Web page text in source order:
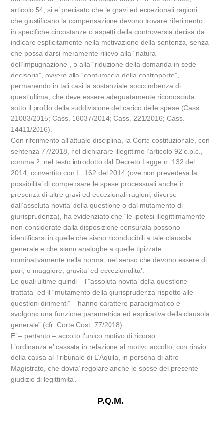
articolo 54, si e’ precisato che le gravi ed eccezionali ragioni
che giustificano la compensazione devono trovare riferimento
in specifiche circostanze o aspetti della controversia decisa da
indicare esplicitamente nella motivazione della sentenza, senza
che possa darsi meramente rilievo alla “natura
dell’impugnazione”, o alla “riduzione della domanda in sede
decisoria”, ovvero alla “contumacia della controparte”,
permanendo in tali casi la sostanziale soccombenza di
quest’ultima, che deve essere adeguatamente riconosciuta
sotto il profilo della suddivisione del carico delle spese (Cass.
21083/2015; Cass. 16037/2014; Cass. 221/2016; Cass.
14411/2016).
Con riferimento all’attuale disciplina, la Corte costituzionale, con
sentenza 77/2018, nel dichiarare illegittimo l’articolo 92 c.p.c.,
comma 2, nel testo introdotto dal Decreto Legge n. 132 del
2014, convertito con L. 162 del 2014 (ove non prevedeva la
possibilita’ di compensare le spese processuali anche in
presenza di altre gravi ed eccezionali ragioni, diverse
dall’assoluta novita’ della questione o dal mutamento di
giurisprudenza), ha evidenziato che “le ipotesi illegittimamente
non considerate dalla disposizione censurata possono
identificarsi in quelle che siano riconducibili a tale clausola
generale e che siano analoghe a quelle tipizzate
nominativamente nella norma, nel senso che devono essere di
pari, o maggiore, gravita’ ed eccezionalita’.
Le quali ultime quindi – l'”assoluta novita’ della questione
trattata” ed il “mutamento della giurisprudenza rispetto alle
questioni dirimenti” – hanno carattere paradigmatico e
svolgono una funzione parametrica ed esplicativa della clausola
generale” (cfr. Corte Cost. 77/2018).
E’ – pertanto – accolto l’unico motivo di ricorso.
L’ordinanza e’ cassata in relazione al motivo accolto, con rinvio
della causa al Tribunale di L’Aquila, in persona di altro
Magistrato, che dovra’ regolare anche le spese del presente
giudizio di legittimita’.
P.Q.M.